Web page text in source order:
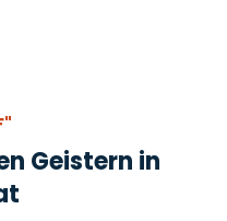
Geistern in